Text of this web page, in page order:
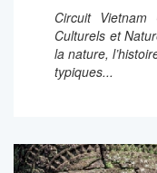
Circuit
Culturels et
la nature,
typiques...